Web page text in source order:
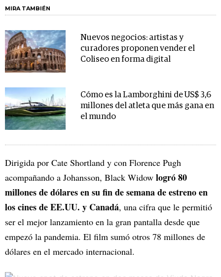
MIRA TAMBIÉN
Nuevos negocios: artistas y
curadores proponen vender el
Coliseo en forma digital
Cómo es la Lamborghini de US$ 3,6
millones del atleta que más gana en
el mundo
Dirigida por Cate Shortland y con Florence Pugh
acompañando a Johansson, Black Widow logró 80
millones de dólares en su fin de semana de estreno en
los cines de EE.UU. y Canadá, una cifra que le permitió
ser el mejor lanzamiento en la gran pantalla desde que
empezó la pandemia. El film sumó otros 78 millones de
dólares en el mercado internacional.